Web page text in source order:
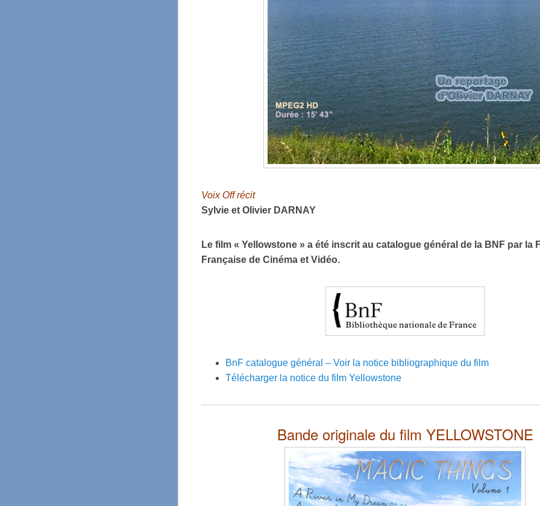
Voix Off récit
Sylvie et Olivier DARNAY
Le film « Yellowstone » a été inscrit au catalogue général de la BNF par la
Française de Cinéma et Vidéo.
BnF catalogue général – Voir la notice bibliographique du film
Télécharger la notice du film Yellowstone
Bande originale du film YELLOWSTONE